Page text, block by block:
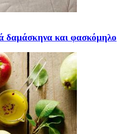
δαμάσκηνα και φασκόμηλο